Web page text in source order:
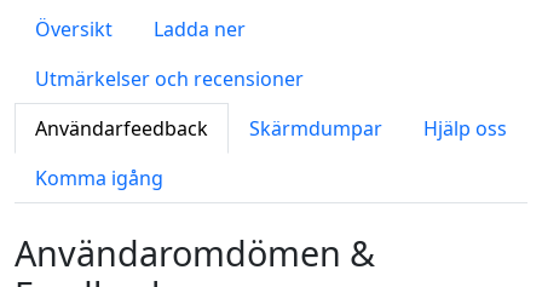
Översikt
Ladda ner
Utmärkelser och recensioner
Användarfeedback
Skärmdumpar
Hjälp oss
Komma igång
Användaromdömen &